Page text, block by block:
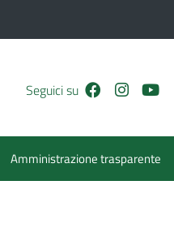
Seguici su Facebook
Instagram
Amministrazione trasparente